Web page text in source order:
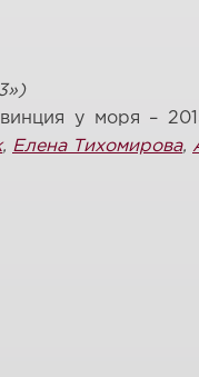
у моря –
, Елена Тихомирова,